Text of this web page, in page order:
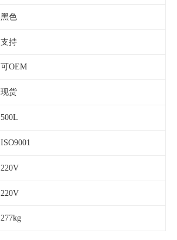
黑色
支持
可OEM
现货
500L
ISO9001
220V
220V
277kg